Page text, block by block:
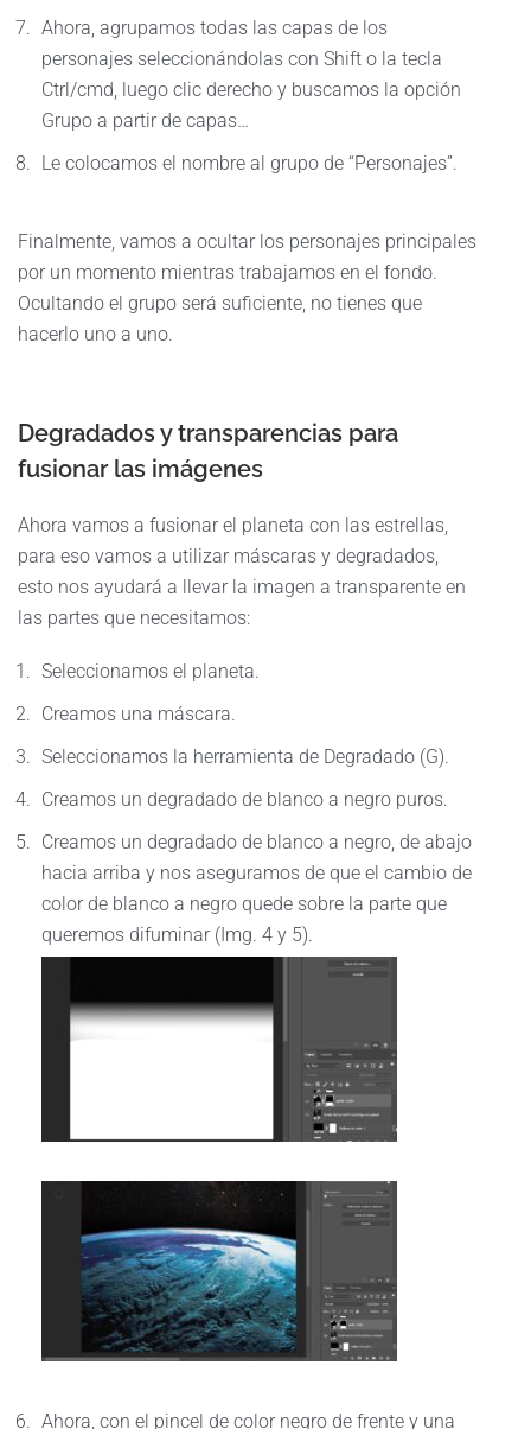
Ahora, agrupamos todas las capas de los
personajes seleccionándolas con Shift o la tecla
Ctrl/cmd, luego clic derecho y buscamos la opción
Grupo a partir de capas…
Le colocamos el nombre al grupo de “Personajes”.
Finalmente, vamos a ocultar los personajes principales
por un momento mientras trabajamos en el fondo.
Ocultando el grupo será suficiente, no tienes que
hacerlo uno a uno.
Degradados y transparencias para
fusionar las imágenes
Ahora vamos a fusionar el planeta con las estrellas,
para eso vamos a utilizar máscaras y degradados,
esto nos ayudará a llevar la imagen a transparente en
las partes que necesitamos:
Seleccionamos el planeta.
Creamos una máscara.
Seleccionamos la herramienta de Degradado (G).
Creamos un degradado de blanco a negro puros.
Creamos un degradado de blanco a negro, de abajo
hacia arriba y nos aseguramos de que el cambio de
color de blanco a negro quede sobre la parte que
queremos difuminar (Img. 4 y 5).
Ahora, con el pincel de color negro de frente y una